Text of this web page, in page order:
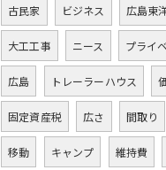
古民家 ビジネス 広島東
大工工事 ニース プライ
広島 トレーラーハウス
固定資産税 広さ 間取り
移動 キャンプ 維持費